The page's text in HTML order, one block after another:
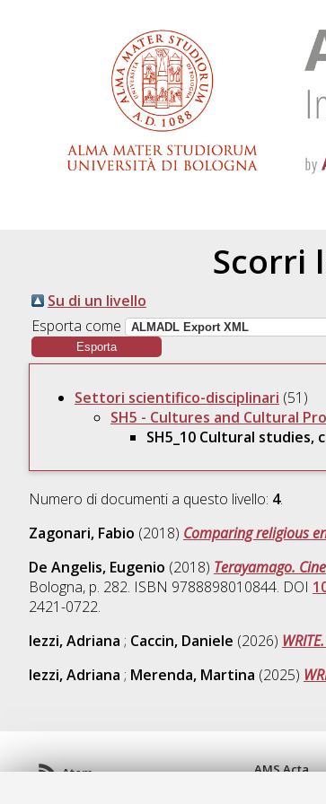
Scorri
Su di un livello
Esporta come
Settori scientifico-disciplinari (51)
SH5 - Cultures and Cultural
SH5_10 Cultural
Numero di documenti a questo livello: 4.
Zagonari, Fabio (2018) Comparing religious
De Angelis, Eugenio (2018) Terayamago.
Bologna, p. 282. ISBN 9788898010844. DOI
2421-0722.
Iezzi, Adriana ; Caccin, Daniele (2026)
Iezzi, Adriana ; Merenda, Martina (2025)
Atom
AMS Acta